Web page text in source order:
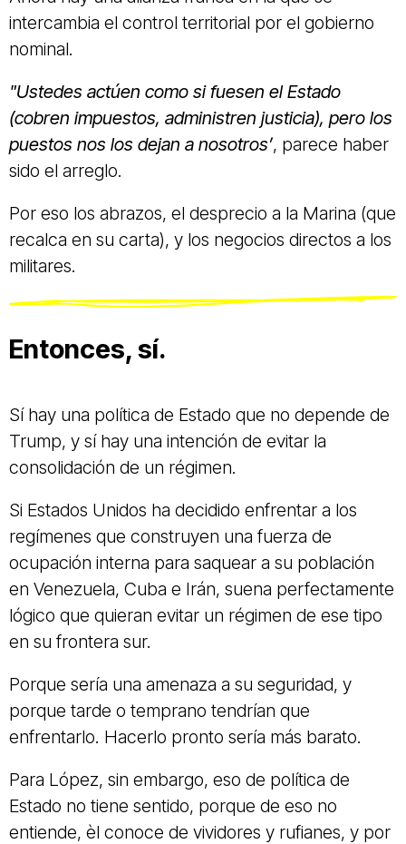
intercambia el control territorial por el gobierno
nominal.
"Ustedes actúen como si fuesen el Estado
(cobren impuestos, administren justicia), pero los
puestos nos los dejan a nosotros’, parece haber
sido el arreglo.
Por eso los abrazos, el desprecio a la Marina (que
recalca en su carta), y los negocios directos a los
militares.
Entonces, sí.
Sí hay una política de Estado que no depende de
Trump, y sí hay una intención de evitar la
consolidación de un régimen.
Si Estados Unidos ha decidido enfrentar a los
regímenes que construyen una fuerza de
ocupación interna para saquear a su población
en Venezuela, Cuba e Irán, suena perfectamente
lógico que quieran evitar un régimen de ese tipo
en su frontera sur.
Porque sería una amenaza a su seguridad, y
porque tarde o temprano tendrían que
enfrentarlo. Hacerlo pronto sería más barato.
Para López, sin embargo, eso de política de
Estado no tiene sentido, porque de eso no
entiende, èl conoce de vividores y rufianes, y por